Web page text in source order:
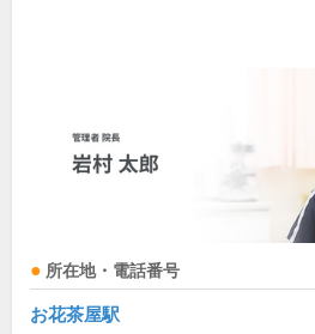
所在地・電話番号
お花茶屋駅